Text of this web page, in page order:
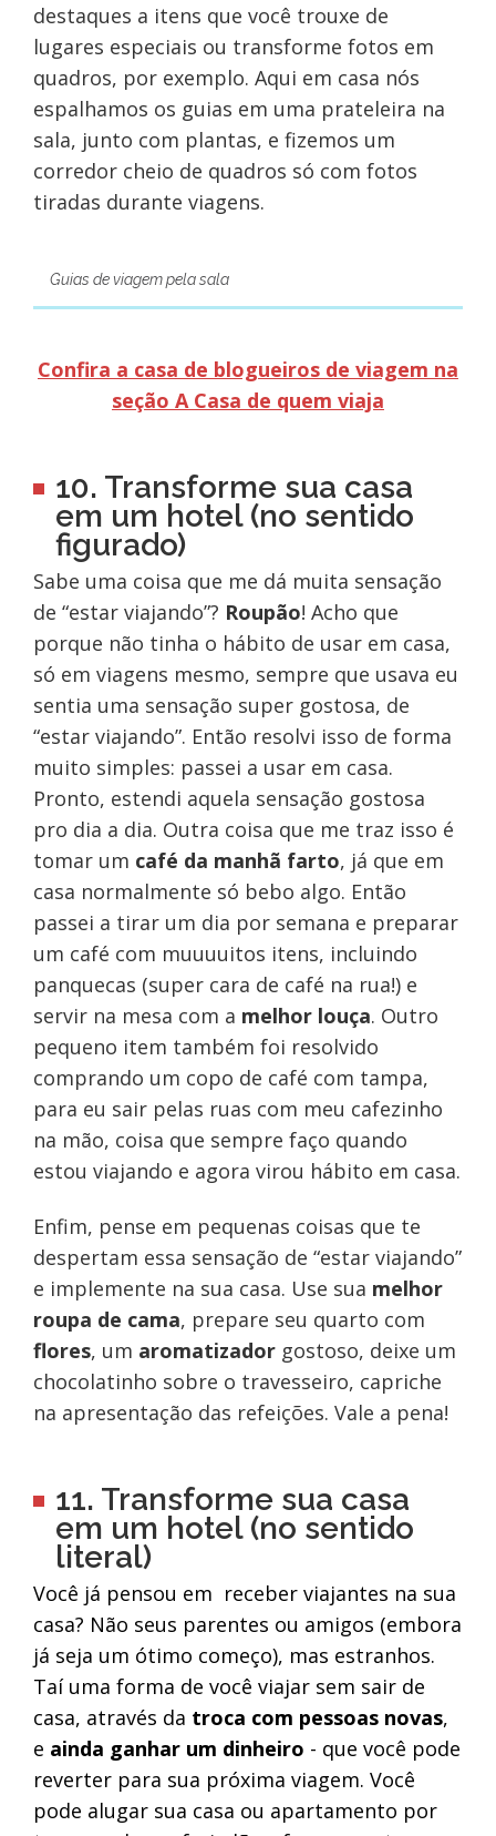
destaques a itens que você trouxe de
lugares especiais ou transforme fotos em
quadros, por exemplo. Aqui em casa nós
espalhamos os guias em uma prateleira na
sala, junto com plantas, e fizemos um
corredor cheio de quadros só com fotos
tiradas durante viagens.
Guias de viagem pela sala
Confira a casa de blogueiros de viagem na
seção A Casa de quem viaja
10. Transforme sua casa
em um hotel (no sentido
figurado)
Sabe uma coisa que me dá muita sensação
de “estar viajando”? Roupão! Acho que
porque não tinha o hábito de usar em casa,
só em viagens mesmo, sempre que usava eu
sentia uma sensação super gostosa, de
“estar viajando”. Então resolvi isso de forma
muito simples: passei a usar em casa.
Pronto, estendi aquela sensação gostosa
pro dia a dia. Outra coisa que me traz isso é
tomar um café da manhã farto, já que em
casa normalmente só bebo algo. Então
passei a tirar um dia por semana e preparar
um café com muuuuitos itens, incluindo
panquecas (super cara de café na rua!) e
servir na mesa com a melhor louça. Outro
pequeno item também foi resolvido
comprando um copo de café com tampa,
para eu sair pelas ruas com meu cafezinho
na mão, coisa que sempre faço quando
estou viajando e agora virou hábito em casa.
Enfim, pense em pequenas coisas que te
despertam essa sensação de “estar viajando”
e implemente na sua casa. Use sua melhor
roupa de cama, prepare seu quarto com
flores, um aromatizadorgostoso, deixe um
chocolatinho sobre o travesseiro, capriche
na apresentação das refeições. Vale a pena!
11. Transforme sua casa
em um hotel (no sentido
literal)
Você já pensou em receber viajantes na sua
casa? Não seus parentes ou amigos (embora
já seja um ótimo começo), mas estranhos.
Taí uma forma de você viajar sem sair de
casa, através da troca com pessoas novas,
e ainda ganhar um dinheiro - que você pode
reverter para sua próxima viagem. Você
pode alugar sua casa ou apartamento por